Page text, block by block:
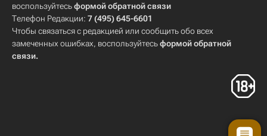
воспользуйтесьформой обратной связи
Телефон Редакции: 7 (495) 645-6601
Чтобы связаться с редакцией или сообщить обо всех
замеченных ошибках, воспользуйтесьформой обратной
связи.